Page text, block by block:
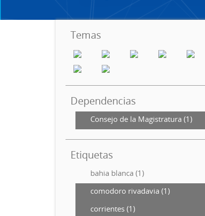
Temas
Dependencias
Consejo de la Magistratura (1)
Etiquetas
bahia blanca (1)
comodoro rivadavia (1)
corrientes (1)